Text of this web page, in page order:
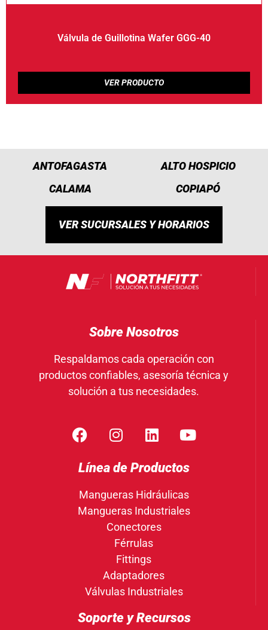
Válvula de Guillotina Wafer GGG-40
ANTOFAGASTA
ALTO HOSPICIO
CALAMA
COPIAPÓ
VER SUCURSALES Y HORARIOS
Sobre Nosotros
Respaldamos cada operación con
productos confiables, asesoría técnica y
solución a tus necesidades.
Línea de Productos
Mangueras Hidráulicas
Mangueras Industriales
Conectores
Férrulas
Fittings
Adaptadores
Válvulas Industriales
Soporte y Recursos